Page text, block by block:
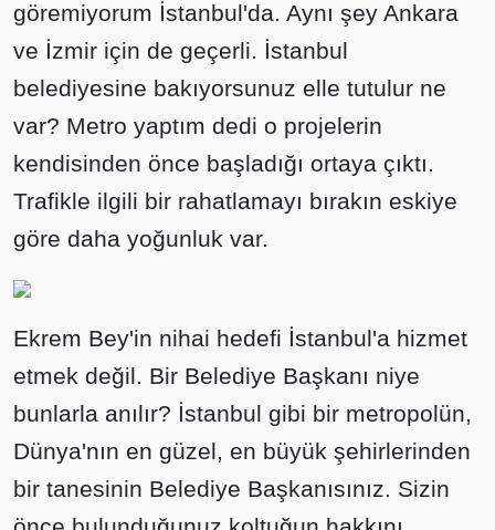
göremiyorum İstanbul'da. Aynı şey Ankara
ve İzmir için de geçerli. İstanbul
belediyesine bakıyorsunuz elle tutulur ne
var? Metro yaptım dedi o projelerin
kendisinden önce başladığı ortaya çıktı.
Trafikle ilgili bir rahatlamayı bırakın eskiye
göre daha yoğunluk var.
Ekrem Bey'in nihai hedefi İstanbul'a hizmet
etmek değil. Bir Belediye Başkanı niye
bunlarla anılır? İstanbul gibi bir metropolün,
Dünya'nın en güzel, en büyük şehirlerinden
bir tanesinin Belediye Başkanısınız. Sizin